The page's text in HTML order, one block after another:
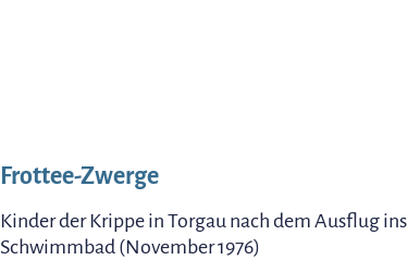
Frottee-Zwerge
Kinder der Krippe in Torgau nach dem Ausflug ins
Schwimmbad (November 1976)